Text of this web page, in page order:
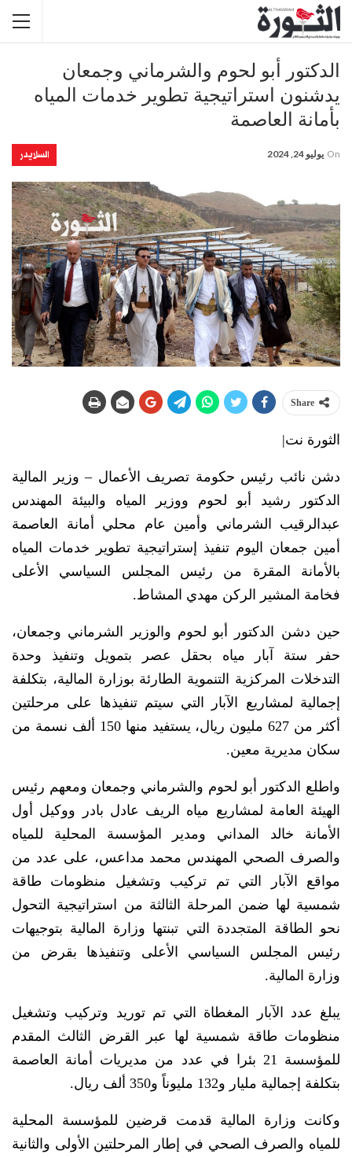
الدكتور أبو لحوم والشرماني وجمعان
يدشنون استراتيجية تطوير خدمات المياه
بأمانة العاصمة
السلايدر On يوليو 24, 2024
Share
الثورة نت|
دشن نائب رئيس حكومة تصريف الأعمال – وزير المالية
الدكتور رشيد أبو لحوم ووزير المياه والبيئة المهندس
عبدالرقيب الشرماني وأمين عام محلي أمانة العاصمة
أمين جمعان اليوم تنفيذ إستراتيجية تطوير خدمات المياه
بالأمانة المقرة من رئيس المجلس السياسي الأعلى
فخامة المشير الركن مهدي المشاط.
حين دشن الدكتور أبو لحوم والوزير الشرماني وجمعان،
حفر ستة آبار مياه بحقل عصر بتمويل وتنفيذ وحدة
التدخلات المركزية التنموية الطارئة بوزارة المالية، بتكلفة
إجمالية لمشاريع الآبار التي سيتم تنفيذها على مرحلتين
أكثر من 627 مليون ريال، يستفيد منها 150 ألف نسمة من
سكان مديرية معين.
واطلع الدكتور أبو لحوم والشرماني وجمعان ومعهم رئيس
الهيئة العامة لمشاريع مياه الريف عادل بادر ووكيل أول
الأمانة خالد المداني ومدير المؤسسة المحلية للمياه
والصرف الصحي المهندس محمد مداعس، على عدد من
مواقع الآبار التي تم تركيب وتشغيل منظومات طاقة
شمسية لها ضمن المرحلة الثالثة من استراتيجية التحول
نحو الطاقة المتجددة التي تبنتها وزارة المالية بتوجيهات
رئيس المجلس السياسي الأعلى وتنفيذها بقرض من
وزارة المالية.
يبلغ عدد الآبار المغطاة التي تم توريد وتركيب وتشغيل
منظومات طاقة شمسية لها عبر القرض الثالث المقدم
للمؤسسة 21 بئرا في عدد من مديريات أمانة العاصمة
بتكلفة إجمالية مليار و132 مليوناً و350 ألف ريال.
وكانت وزارة المالية قدمت قرضين للمؤسسة المحلية
للمياه والصرف الصحي في إطار المرحلتين الأولى والثانية